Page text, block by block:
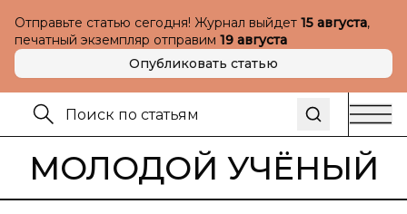
Отправьте статью сегодня! Журнал выйдет 15 августа,
печатный экземпляр отправим 19 августа
Опубликовать статью
МОЛОДОЙ УЧЁНЫЙ